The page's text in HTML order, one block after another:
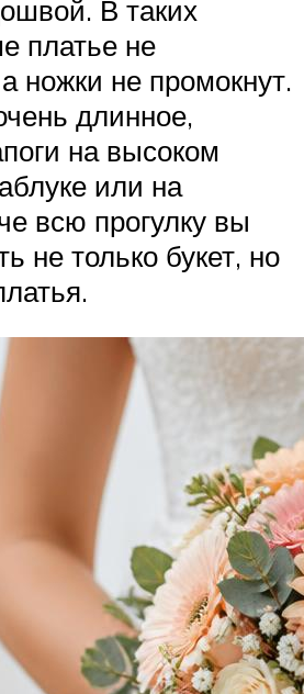
В таких
платье не
ножки не промокнут.
длинное,
на высоком
или на
всю прогулку вы
не только букет, но